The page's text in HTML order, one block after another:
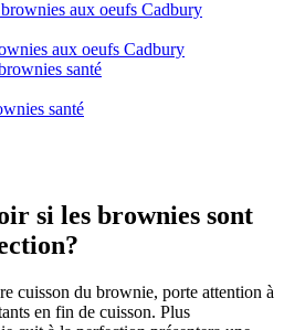
aux oeufs Cadbury
santé
si les brownies sont
cuisson du brownie, porte attention à
en fin de cuisson. Plus